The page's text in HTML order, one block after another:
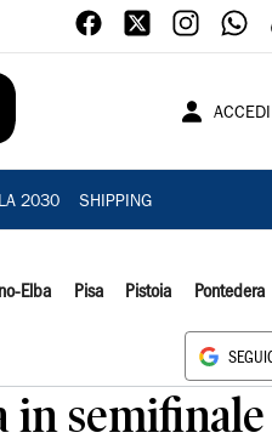
ACCEDI
2030 SHIPPING
Elba Pisa Pistoia Pontedera
in